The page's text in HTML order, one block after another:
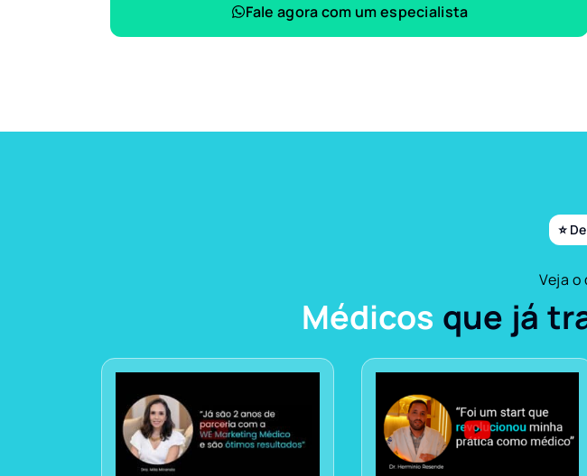
Fale agora com um especialista
⭐
Veja o
Médicos que já